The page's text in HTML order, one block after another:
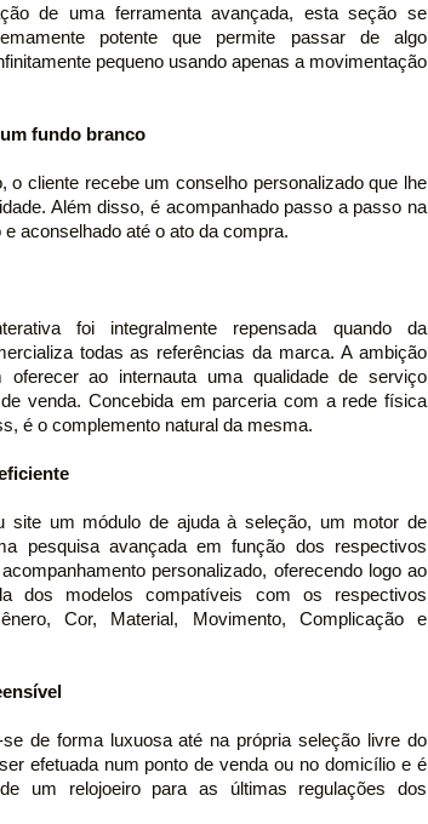
de uma ferramenta avançada, esta seção se
potente que permite passar de algo
pequeno usando apenas a movimentação
fundo branco
o cliente recebe um conselho personalizado que lhe
Além disso, é acompanhado passo a passo na
aconselhado até o ato da compra.
foi integralmente repensada quando da
todas as referências da marca. A ambição
ao internauta uma qualidade de serviço
venda. Concebida em parceria com a rede física
é o complemento natural da mesma.
site um módulo de ajuda à seleção, um motor de
pesquisa avançada em função dos respectivos
personalizado, oferecendo logo ao
dos modelos compatíveis com os respectivos
Cor, Material, Movimento, Complicação e
de forma luxuosa até na própria seleção livre do
efetuada num ponto de venda ou no domicílio e é
um relojoeiro para as últimas regulações dos